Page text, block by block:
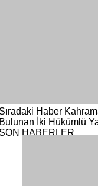
Haber
İki Hükümlü
HABERLER